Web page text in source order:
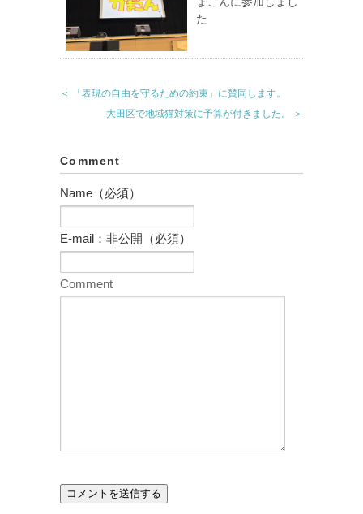
た
＜ 「表現の自由を守るための約束」に賛同します。
大田区で地域猫対策に予算が付きました。 ＞
Comment
Name（必須）
E-mail：非公開（必須）
Comment